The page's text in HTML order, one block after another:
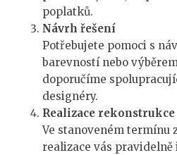
poplatků.
Návrh řešení
Potřebujete pomoci s
barevností nebo
doporučíme
designéry.
Realizace rekonstrukce
Ve stanoveném termínu
realizace vás